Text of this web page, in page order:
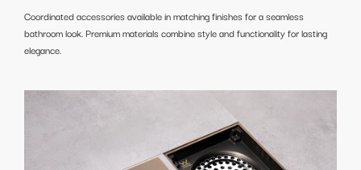
Coordinated accessories available in matching finishes for a seamless
bathroom look. Premium materials combine style and functionality for lasting
elegance.